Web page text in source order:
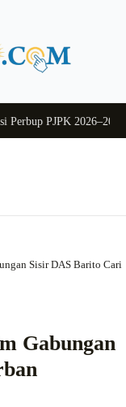
PJPK 2026–2030
Sisir DAS Barito Cari
Gabungan